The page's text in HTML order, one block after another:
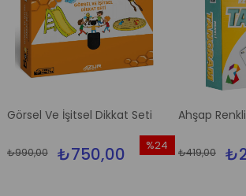
Görsel Ve İşitsel Dikkat Seti
₺750,00
₺990,00
%24
Ahşap
₺419,00